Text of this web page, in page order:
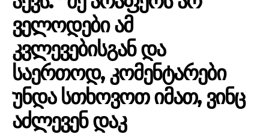
ᲕᲔᲚᲝᲓᲔᲑᲘ ᲐᲛ
ᲙᲕᲚᲔᲕᲔᲑᲘᲡᲒᲐᲜ ᲓᲐ
ᲡᲐᲔᲠᲗᲝᲓ, ᲙᲝᲛᲔᲜᲢᲐᲠᲔᲑᲘ
ᲣᲜᲓᲐ ᲡᲗᲮᲝᲕᲝᲗ ᲘᲛᲐᲗ, ᲕᲘᲜᲪ
ᲐᲫᲚᲔᲕᲔᲜ ᲓᲐᲙ